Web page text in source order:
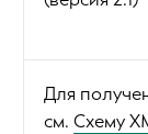
Для
см. Схему